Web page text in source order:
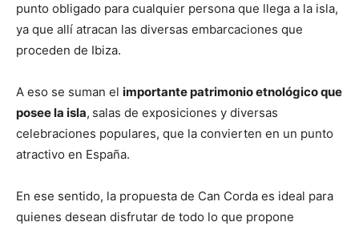
punto obligado para cualquier persona que llega a la isla,
ya que allí atracan las diversas embarcaciones que
proceden de Ibiza.
A eso se suman el importante patrimonio etnológico que
posee la isla, salas de exposiciones y diversas
celebraciones populares, que la convierten en un punto
atractivo en España.
En ese sentido, la propuesta de Can Corda es ideal para
quienes desean disfrutar de todo lo que propone